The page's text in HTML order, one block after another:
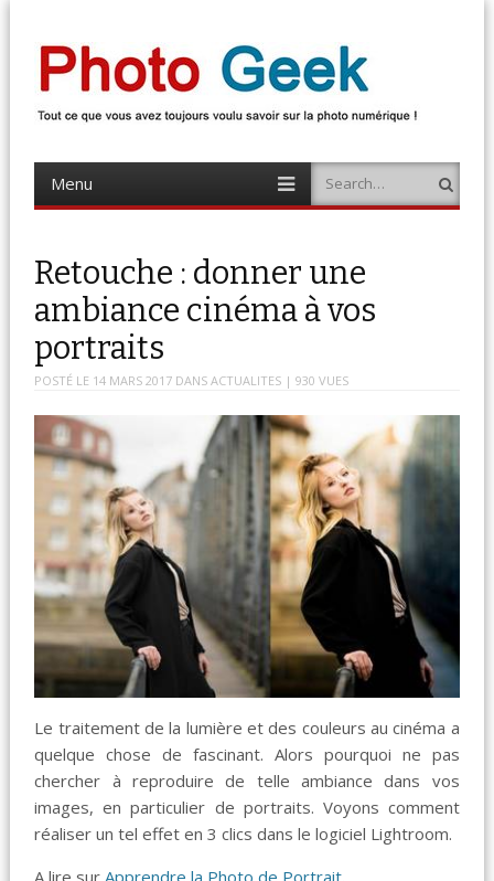
Photo Geek
Menu
content
Search
Retouche : donner une
ambiance cinéma à vos
portraits
POSTÉ LE 14 MARS 2017 DANSACTUALITES | 930 VUES
Le traitement de la lumière et des couleurs au cinéma a
quelque chose de fascinant. Alors pourquoi ne pas
chercher à reproduire de telle ambiance dans vos
images, en particulier de portraits. Voyons comment
réaliser un tel effet en 3 clics dans le logiciel Lightroom.